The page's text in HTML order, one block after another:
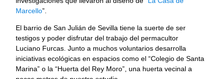
Marcello”.
El barrio de San Julián de Sevilla tiene la suerte de ser
testigos y poder disfrutar del trabajo del permacultor
Luciano Furcas. Junto a muchos voluntarios desarrolla
iniciativas ecológicas en espacios como el “Colegio de Santa
Marina” o la “Huerta del Rey Moro”, una huerta vecinal a